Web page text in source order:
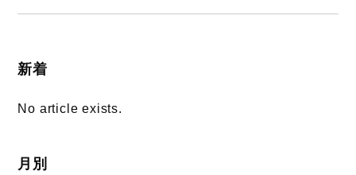
新着
No article exists.
月別